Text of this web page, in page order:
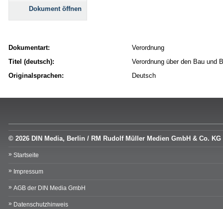
Dokument öffnen
Dokumentart:
Verordnung
Titel (deutsch):
Verordnung über den Bau und
Originalsprachen:
Deutsch
© 2026 DIN Media, Berlin / RM Rudolf Müller Medien GmbH & Co. KG
Startseite
Impressum
AGB der DIN Media GmbH
Datenschutzhinweis